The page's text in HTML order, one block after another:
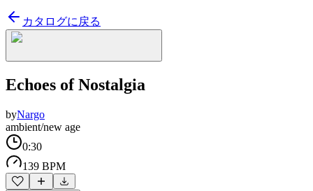
カタログに戻る
Echoes of Nostalgia
byNargo
ambient/new age
0:30
139 BPM